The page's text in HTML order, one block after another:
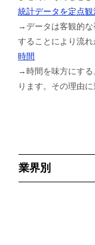
統計データを定点観
→データは客観的な
することにより流
時間
→時間を味方にする
ります。その理由
業界別